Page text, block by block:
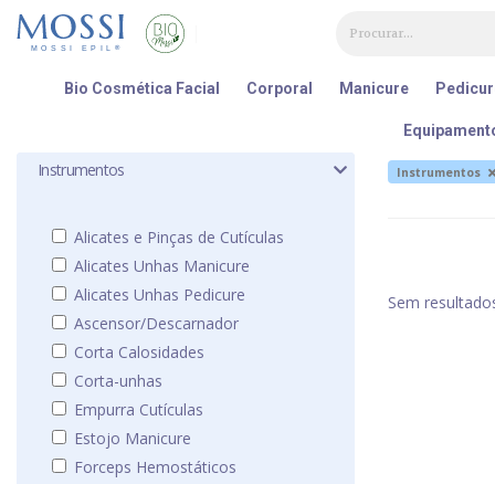
Bio Cosmética Facial Corporal Manicure
Instrumentos
Alicates e Pinças de Cutículas
Alicates Unhas Manicure
Alicates Unhas Pedicure
Ascensor/Descarnador
Corta Calosidades
Corta-unhas
Empurra Cutículas
Estojo Manicure
Forceps Hemostáticos
Instrumentos
Sem
Painel de Gerenciamento de Cookies